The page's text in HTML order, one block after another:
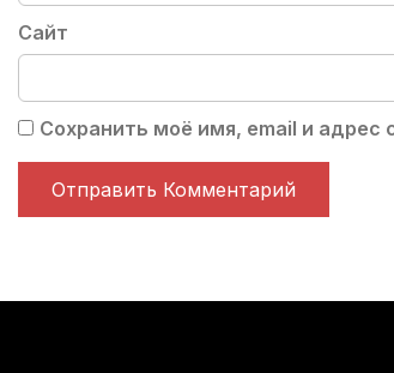
Сайт
Сохранить моё имя, email и